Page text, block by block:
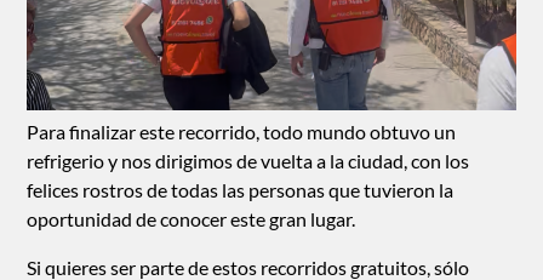
Para finalizar este recorrido, todo mundo obtuvo un
refrigerio y nos dirigimos de vuelta a la ciudad, con los
felices rostros de todas las personas que tuvieron la
oportunidad de conocer este gran lugar.
Si quieres ser parte de estos recorridos gratuitos, sólo